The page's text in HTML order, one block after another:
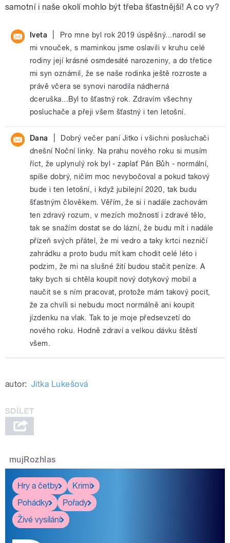
samotní i naše okolí mohlo být třeba šťastnější! A co vy?
Iveta
Pro mne byl rok 2019 úspěšný...narodil se
mi vnouček, s maminkou jsme oslavili v kruhu celé
rodiny její krásné osmdesáté narozeniny, a do třetice
mi syn oznámil, že se naše rodinka ještě rozroste a
právě včera se synovi narodila nádherná
dceruška...Byl to šťastný rok. Zdravím všechny
posluchače a přeji všem šťastný i ten letošní.
Dana
Dobrý večer paní Jitko i všichni posluchači
dnešní Noční linky. Na prahu nového roku si musím
říct, že uplynulý rok byl - zaplať Pán Bůh - normální,
spíše dobrý, ničím moc nevybočoval a pokud takový
bude i ten letošní, i když jubilejní 2020, tak budu
šťastným člověkem. Věřím, že si i nadále zachovám
ten zdravý rozum, v mezích možností i zdravé tělo,
tak se snažím dostat se do lázní, že budu mít i nadále
přízeň svých přátel, že mi vedro a taky krtci nezničí
zahrádku a proto budu mít kam chodit celé léto i
podzim, že mi na slušné žití budou stačit peníze. A
taky bych si chtěla koupit nový dotykový mobil a
naučit se s ním pracovat, protože mám takový pocit,
že za chvíli si nebudu moct normálně ani koupit
jízdenku na vlak. Tak to je moje předsevzetí do
nového roku. Hodně zdraví a velkou dávku štěstí
všem.
autor: Jitka Lukešová
mujRozhlas
Hry a četby
Krimi
Pohádky
Pořady
Živé vysílání